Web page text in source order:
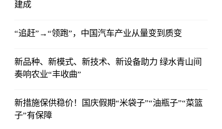
建成
“追赶”→“领跑”，中国汽车产业从量变到质变
新品种、新模式、新技术、新设备助力 绿水青山间
奏响农业“丰收曲”
新措施保供稳价！国庆假期“米袋子”“油瓶子”“菜篮
子”有保障